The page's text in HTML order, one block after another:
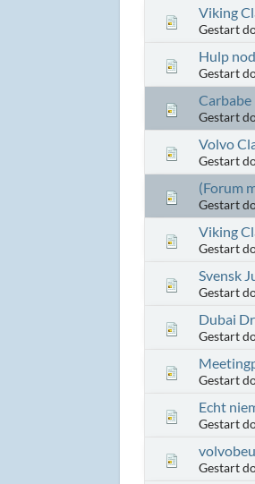
Viking
Gestart
Hulp
Gestart
Gestart
Volvo
Gestart
(Forum
Gestart
Viking
Gestart
Svensk
Gestart
Dubai
Gestart
Gestart
Echt
Gestart
Gestart